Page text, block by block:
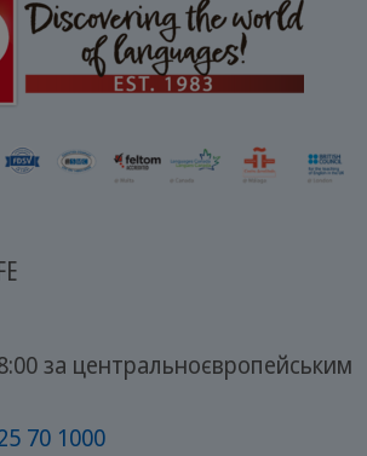
за центральноєвропейським
70 1000